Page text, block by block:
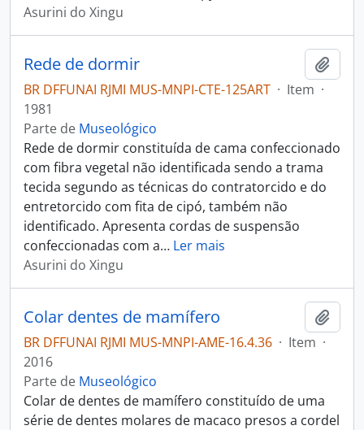
Asurini do Xingu
Rede de dormir
BR DFFUNAI RJMI MUS-MNPI-CTE-125ART · Item ·
1981
Parte de Museológico
Rede de dormir constituída de cama confeccionado
com fibra vegetal não identificada sendo a trama
tecida segundo as técnicas do contratorcido e do
entretorcido com fita de cipó, também não
identificado. Apresenta cordas de suspensão
confeccionadas com a… Ler mais
Asurini do Xingu
Colar dentes de mamífero
BR DFFUNAI RJMI MUS-MNPI-AME-16.4.36 · Item ·
2016
Parte de Museológico
Colar de dentes de mamífero constituído de uma
série de dentes molares de macaco presos a cordel